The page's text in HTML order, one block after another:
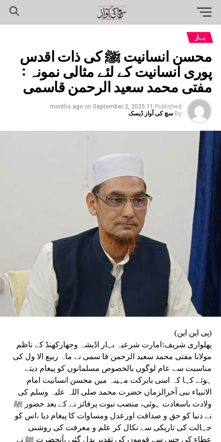
بہار
محسن انسانیت ﷺ کی ذات اقدس
پوری انسانیت کے لئے مثالی نمونہ :
مفتی محمد سعید الرحمن قاسمی
Published
11 months ago
on September 2, 2025
By سچ کی آواز ڈیسک
(پی این این)
پھلواری شریف:امارت شرعیہ بہار اڈیشہ وجھارکھنڈ کے ناظم
مولانا مفتی محمد سعید الرحمن قا سمی نے ماہ ربیع الا ول کی
مناسبت سے عام لوگوں بالخصوص مسلمانوں کو پیغام دیتے
ہوئے کہا کہ اسی بابرکت مہینہ میں محسن انسانیت امام
الانبیاء نبی آخرالزماں حضرت محمد صلی اللہ علیہ وسلم کی
ولادت باسعادت ہوئی، منصب نبوت پرفائز نے کے بعد حضور ﷺ
نے دنیا کو حق و صداقت اورعدل ومساوات کا پیغام دیا ،اس کو
جہالت کی تاریکی سے نکال کر علم و معرفت کی روشنی
عطاء کی جس سے قوموں کی تقدیر بدل گئی ،آنحضرت ﷺ نے